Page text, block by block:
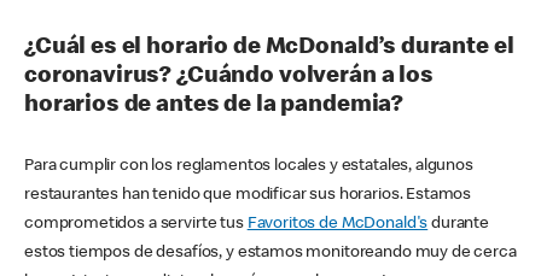
¿Cuál es el horario de McDonald’s durante el
coronavirus? ¿Cuándo volverán a los
horarios de antes de la pandemia?
Para cumplir con los reglamentos locales y estatales, algunos
restaurantes han tenido que modificar sus horarios. Estamos
comprometidos a servirte tus Favoritos de McDonald's durante
estos tiempos de desafíos, y estamos monitoreando muy de cerca